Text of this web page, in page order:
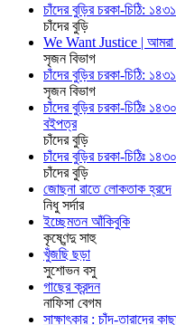
চাঁদের বুড়ির চরকা-চিঠি:
চাঁদের বুড়ি
We Want Justice | আমরা
সৃজন বিভাগ
চাঁদের বুড়ির চরকা-চিঠি:
সৃজন বিভাগ
চাঁদের বুড়ির চরকা-চিঠিঃ
বইপত্র
চাঁদের বুড়ি
চাঁদের বুড়ির চরকা-চিঠিঃ
চাঁদের বুড়ি
জোছনা রাতে লোকতাক হ্রদে
নিধু সর্দার
ইচ্ছেমতন আঁকিবুকি
কৃষ্ণেন্দু সাহু
খুঁজছি ছড়া
সুশোভন বসু
গাছের ক্রন্দন
নাফিসা বেগম
সাক্ষাৎকার : চাঁদ-তারাদের